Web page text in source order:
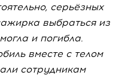
серьёзных
выбраться из
и погибла.
вместе с телом
сотрудникам